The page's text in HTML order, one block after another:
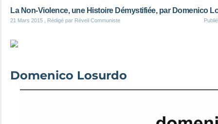
La Non-Violence, une Histoire Démystifiée, par Domenico
21 Mars 2015 , Rédigé par Réveil Communiste
Domenico Losurdo